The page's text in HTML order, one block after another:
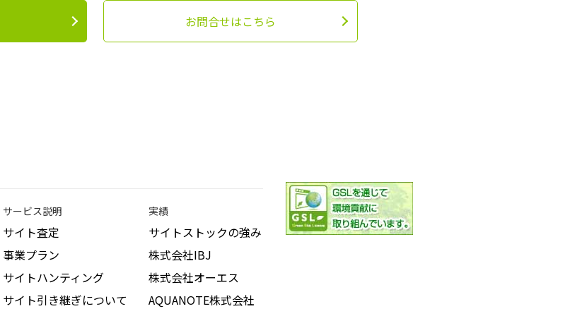
お問合せはこちら
サービス説明
サイト査定
事業プラン
サイトハンティング
サイト引き継ぎについて
実績
サイトストックの強み
株式会社IBJ
株式会社オーエス
AQUANOTE株式会社